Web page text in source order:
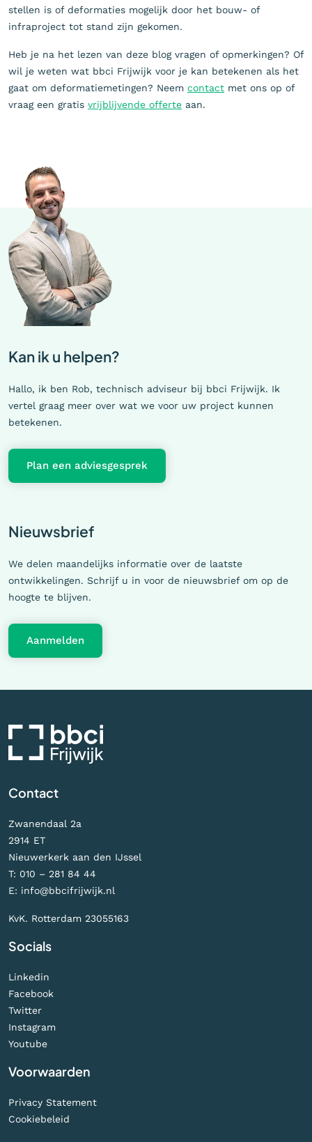
stellen is of deformaties mogelijk door het bouw- of
infraproject tot stand zijn gekomen.
Heb je na het lezen van deze blog vragen of opmerkingen? Of
wil je weten wat bbci Frijwijk voor je kan betekenen als het
gaat om deformatiemetingen? Neem contact met ons op of
vraag een gratis vrijblijvende offerte aan.
Kan ik u helpen?
Hallo, ik ben Rob, technisch adviseur bij bbci Frijwijk. Ik
vertel graag meer over wat we voor uw project kunnen
betekenen.
Plan een adviesgesprek
Nieuwsbrief
We delen maandelijks informatie over de laatste
ontwikkelingen. Schrijf u in voor de nieuwsbrief om op de
hoogte te blijven.
Aanmelden
Contact
Zwanendaal 2a
2914 ET
Nieuwerkerk aan den IJssel
T: 010 – 281 84 44
E: info@bbcifrijwijk.nl
KvK. Rotterdam 23055163
Socials
Linkedin
Facebook
Twitter
Instagram
Youtube
Voorwaarden
Privacy Statement
Cookiebeleid